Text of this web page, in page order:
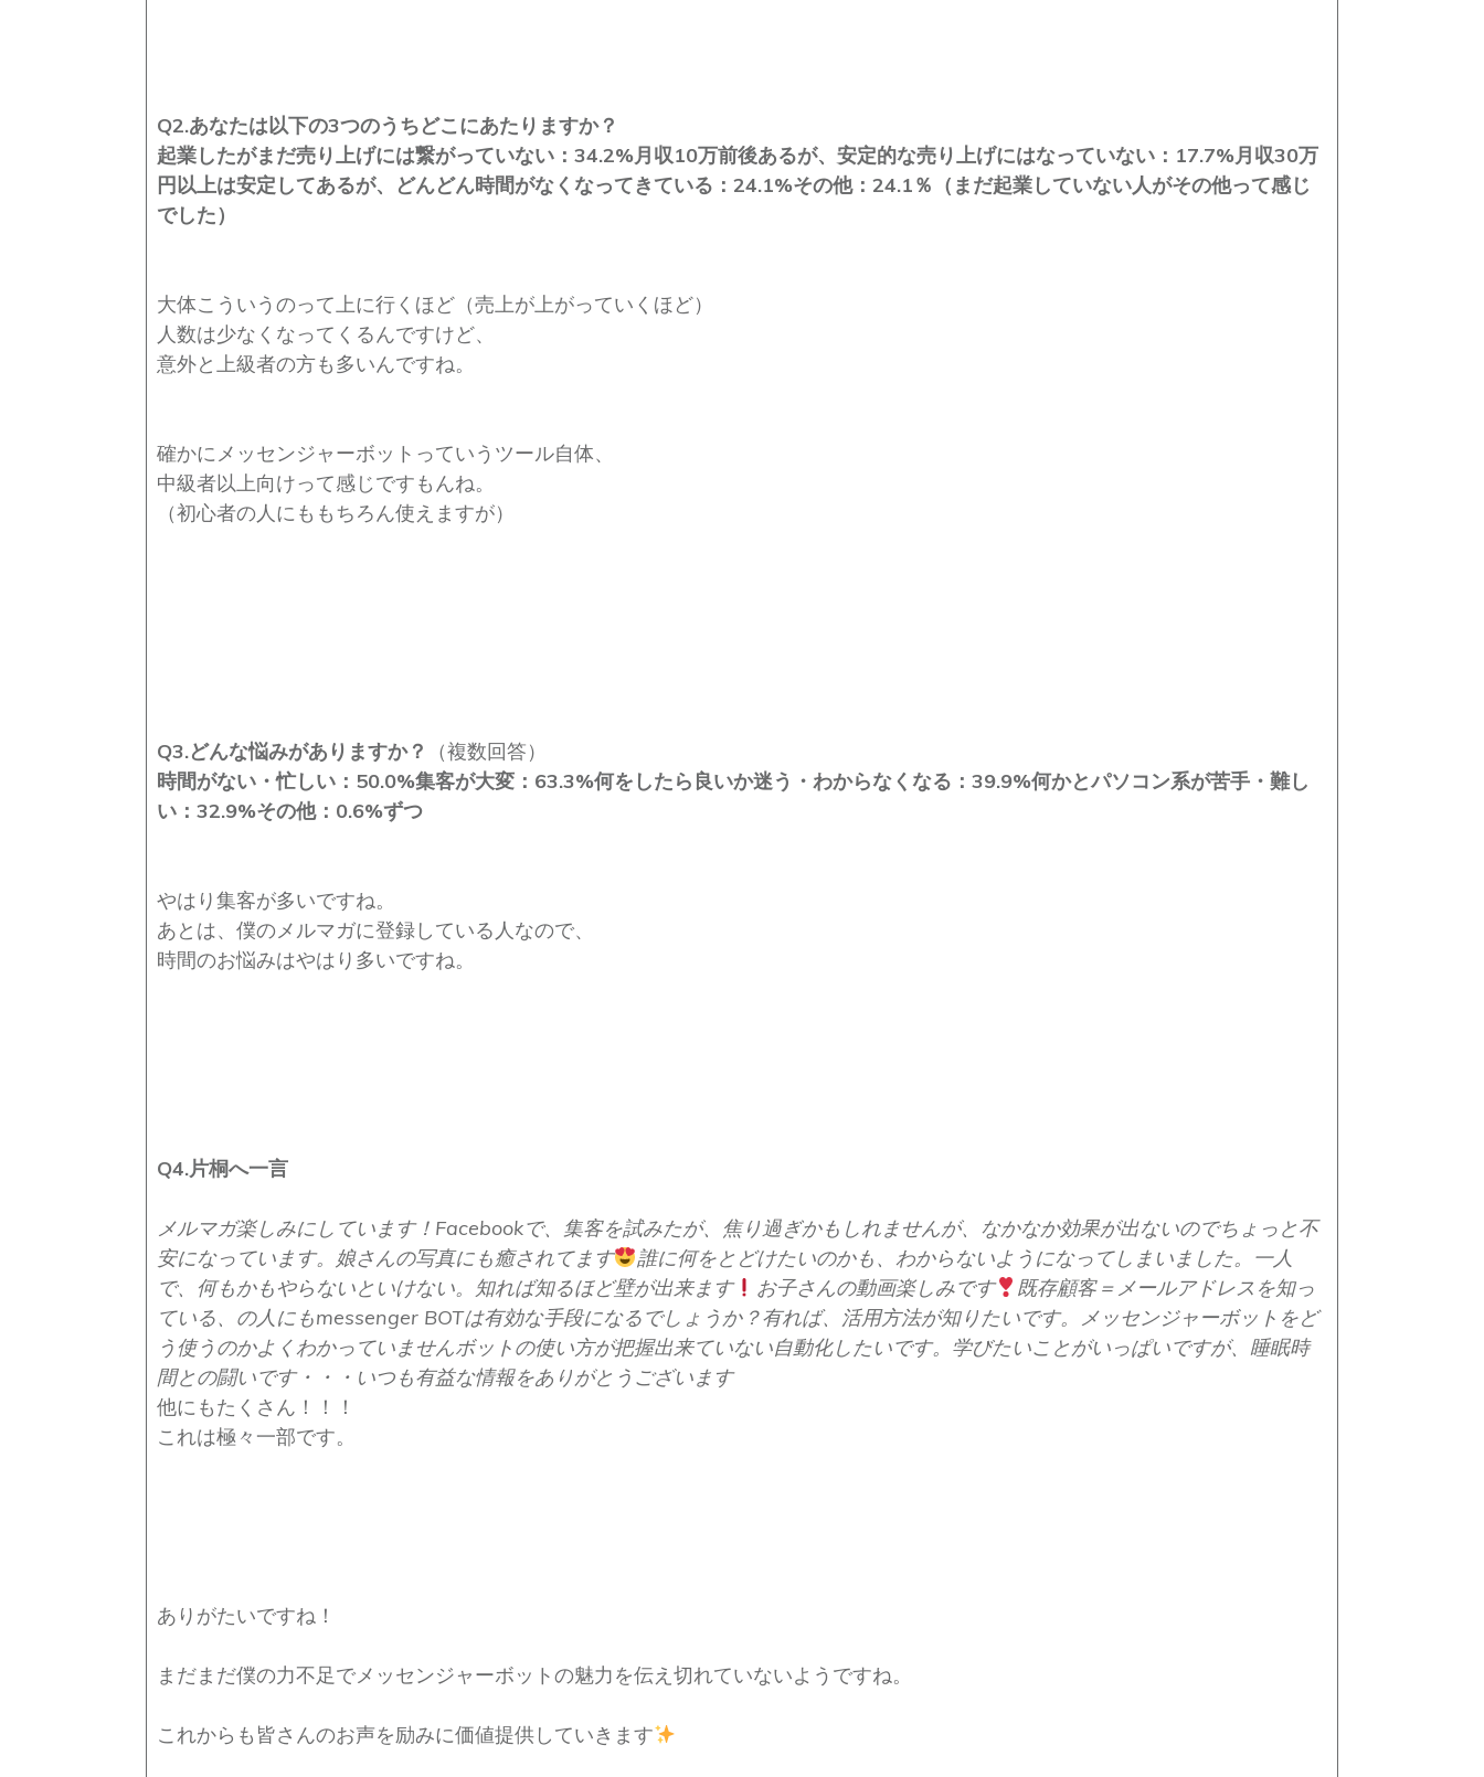
Q2.あなたは以下の3つのうちどこにあたりますか？
起業したがまだ売り上げには繋がっていない：34.2%月収10万前後あるが、安定的な売り上げにはなっていない：17.7%月収30万
円以上は安定してあるが、どんどん時間がなくなってきている：24.1%その他：24.1％（まだ起業していない人がその他って感じ
でした）
大体こういうのって上に行くほど（売上が上がっていくほど）
人数は少なくなってくるんですけど、
意外と上級者の方も多いんですね。
確かにメッセンジャーボットっていうツール自体、
中級者以上向けって感じですもんね。
（初心者の人にももちろん使えますが）
Q3.どんな悩みがありますか？
（複数回答）
時間がない・忙しい：50.0%集客が大変：63.3%何をしたら良いか迷う・わからなくなる：39.9%何かとパソコン系が苦手・難し
い：32.9%その他：0.6%ずつ
やはり集客が多いですね。
あとは、僕のメルマガに登録している人なので、
時間のお悩みはやはり多いですね。
Q4.片桐へ一言
メルマガ楽しみにしています！ Facebookで、集客を試みたが、焦り過ぎかもしれませんが、なかなか効果が出ないのでちょっと不
安になっています。 娘さんの写真にも癒されてます 誰に何をとどけたいのかも、わからないようになってしまいました。
一人
で、何もかもやらないといけない。知れば知るほど壁が出来ます
お子さんの動画楽しみです
既存顧客＝メールアドレスを知っ
ている、の人にもmessenger BOTは有効な手段になるでしょうか？有れば、活用方法が知りたいです。 メッセンジャーボットをど
う使うのかよくわかっていませんボットの使い方が把握出来ていない自動化したいです。 学びたいことがいっぱいですが、睡眠時
間との闘いです・・・ いつも有益な情報をありがとうございます
他にもたくさん！！！
これは極々一部です。
ありがたいですね！
まだまだ僕の力不足でメッセンジャーボットの魅力を伝え切れていないようですね。
これからも皆さんのお声を励みに価値提供していきます